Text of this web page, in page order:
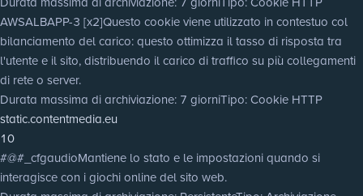
AWSALBAPP-3 [x2]Questo cookie viene utilizzato in contestuo col
bilanciamento del carico: questo ottimizza il tasso di risposta tra
l'utente e il sito, distribuendo il carico di traffico su più collegamenti
di rete o server.
Durata massima di archiviazione: 7 giorniTipo: Cookie HTTP
static.contentmedia.eu
10
#@#_cfgaudioMantiene lo stato e le impostazioni quando si
interagisce con i giochi online del sito web.